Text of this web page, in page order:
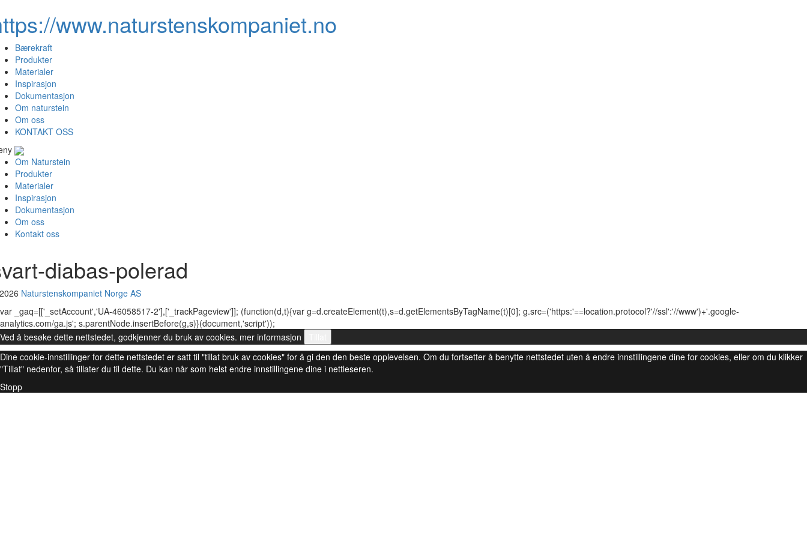
www.naturstenskompaniet.no
Bærekraft
Produkter
Materialer
Inspirasjon
Dokumentasjon
Om naturstein
Om oss
KONTAKT OSS
Om Naturstein
Produkter
Materialer
Inspirasjon
Dokumentasjon
Om oss
Kontakt oss
diabas-polerad
Naturstenskompaniet Norge AS
var _gaq=[['_setAccount','UA-46058517-2'],['_trackPageview']]; (function(d,t){var g=d.createElement(t),s=d.getElementsByTagName(t)[0]; g.src=('https:'==location.protocol?'//ssl':'//www')+'.google-
analytics.com/ga.js'; s.parentNode.insertBefore(g,s)}(document,'script'));
Ved å besøke dette nettstedet, godkjenner du bruk av cookies. mer informasjon
Dine cookie-innstillinger for dette nettstedet er satt til "tillat bruk av cookies" for å gi den den beste opplevelsen. Om du fortsetter å benytte nettstedet uten å endre innstillingene dine for cookies, eller om du klikker
"Tillat" nedenfor, så tillater du til dette. Du kan når som helst endre innstillingene dine i nettleseren.
Stopp